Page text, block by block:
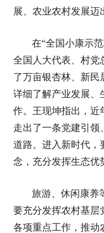
展、农业农村发展迈
在“全国小康示
全国人大代表、村党
了万亩银杏林、新民
详细了解产业发展、
作。王现坤指出，近
走出了一条党建引领
道路。进入新时代，
念，充分发挥生态优
旅游、休闲康养
要充分发挥农村基层
各项重点工作，推动